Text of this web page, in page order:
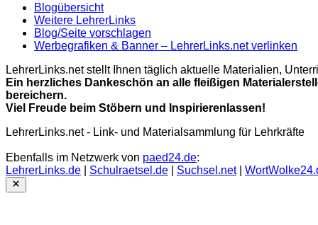
Blogübersicht
Weitere LehrerLinks
Blog/Seite vorschlagen
Werbegrafiken & Banner – LehrerLinks.net verlinken
LehrerLinks.net stellt Ihnen täglich aktuelle Materialien,
Ein herzliches Dankeschön an alle fleißigen
bereichern.
Viel Freude beim Stöbern und Inspirierenlassen!
LehrerLinks.net - Link- und Materialsammlung für Lehrkräfte
Ebenfalls im Netzwerk von paed24.de:
LehrerLinks.de
Schulraetsel.de Suchsel.net|
Close